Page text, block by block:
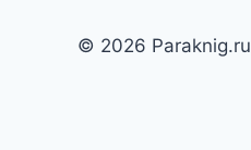
© 2026 Paraknig.ru